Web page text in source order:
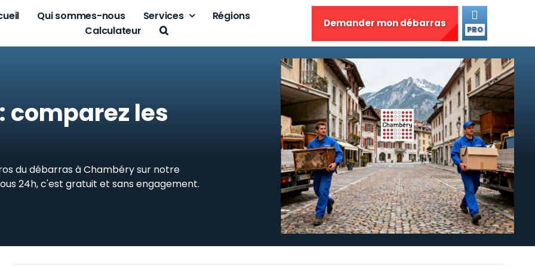
Qui sommes-nous Services
Régions
Calculateur
Demander mon débarras
PRO
comparez les
du débarras à Chambéry sur notre
24h, c'est gratuit et sans engagement.